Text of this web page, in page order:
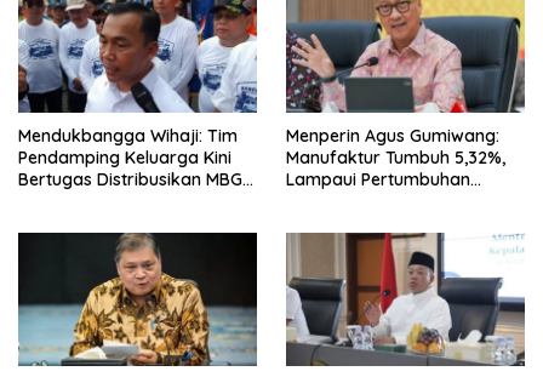
Mendukbangga Wihaji: Tim
Pendamping Keluarga Kini
Bertugas Distribusikan MBG
Menperin Agus Gumiwang:
Manufaktur Tumbuh 5,32%,
Lampaui Pertumbuhan